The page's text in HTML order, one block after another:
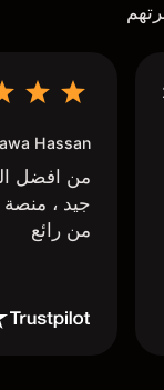
Hassan
من افضل
جيد ،
من رائع